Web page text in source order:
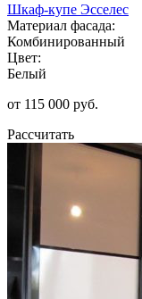
Шкаф-купе Эсселес
Материал фасада:
Комбинированный
Цвет:
Белый
от 115 000 руб.
Рассчитать